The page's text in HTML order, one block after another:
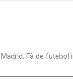
Fã de futebol